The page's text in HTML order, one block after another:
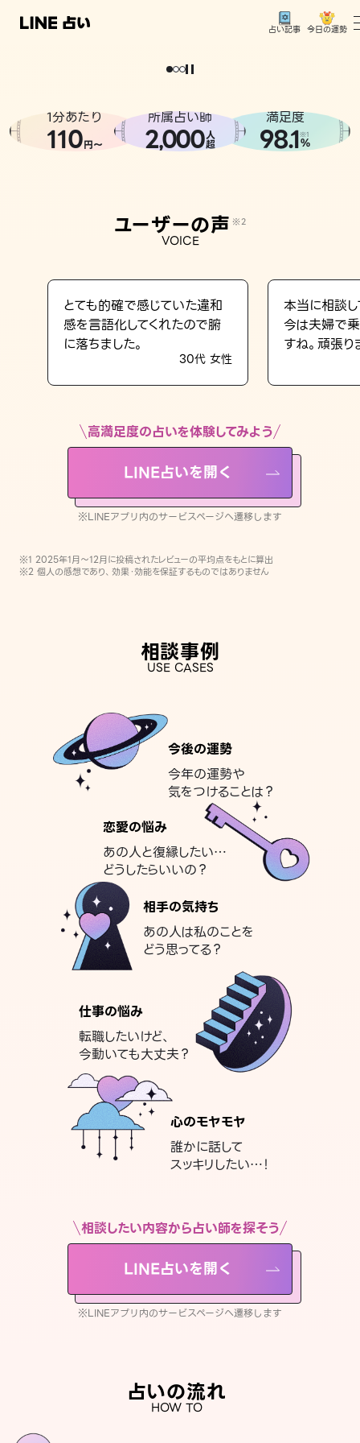
占い記事 今日の運勢
相談事例
LINE占いを開く
※LINEアプリ内のサービスページへ遷移します
どうせなら
。
1分あたり
110円〜
所属占い師
2,000人
超
満足度
98.1※1
%
ユーザーの声 ※2
VOICE
とても的確で感じていた違和
感を言語化してくれたので腑
に落ちました。
30代 女性
本当に相談し
今は夫婦で
すね。頑張り
高満足度の占いを体験してみよう
LINE占いを開く
※LINEアプリ内のサービスページへ遷移します
※1 2025年1月〜12月に投稿されたレビューの平均点をもとに算出
※2 個人の感想であり、効果・効能を保証するものではありません
相談事例
USE CASES
今後の運勢
今年の運勢や
気をつけることは？
恋愛の悩み
あの人と復縁したい…
どうしたらいいの？
相手の気持ち
あの人は私のことを
どう思ってる？
仕事の悩み
転職したいけど、
今動いても大丈夫？
心のモヤモヤ
誰かに話して
スッキリしたい…！
相談したい内容から占い師を探そう
LINE占いを開く
※LINEアプリ内のサービスページへ遷移します
占いの流れ
HOW TO